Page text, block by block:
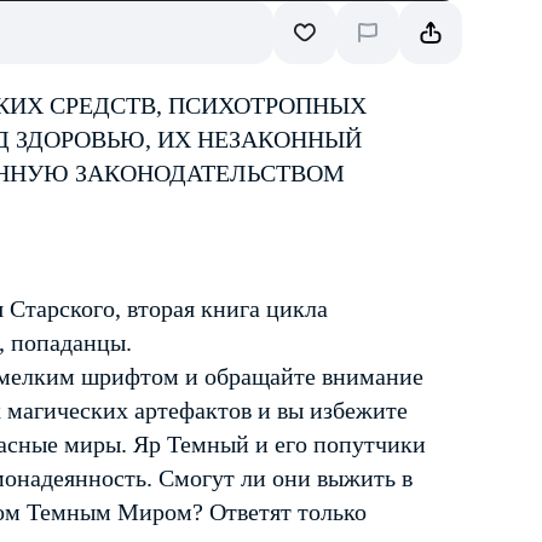
СРЕДСТВ, ПСИХОТРОПНЫХ
ЗДОРОВЬЮ, ИХ НЕЗАКОННЫЙ
ЗАКОНОДАТЕЛЬСТВОМ
вторая книга цикла
попаданцы.
шрифтом и обращайте внимание
артефактов и вы избежите
миры. Яр Темный и его попутчики
Смогут ли они выжить в
Темным Миром? Ответят только